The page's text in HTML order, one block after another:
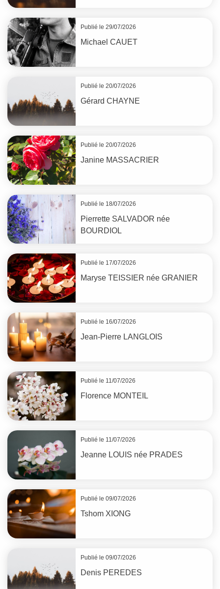
Publié le 29/07/2026
Michael CAUET
Publié le 20/07/2026
Gérard CHAYNE
Publié le 20/07/2026
Janine MASSACRIER
Publié le 18/07/2026
Pierrette SALVADOR née
BOURDIOL
Publié le 17/07/2026
Maryse TEISSIER née GRANIER
Publié le 16/07/2026
Jean-Pierre LANGLOIS
Publié le 11/07/2026
Florence MONTEIL
Publié le 11/07/2026
Jeanne LOUIS née PRADES
Publié le 09/07/2026
Tshom XIONG
Publié le 09/07/2026
Denis PEREDES